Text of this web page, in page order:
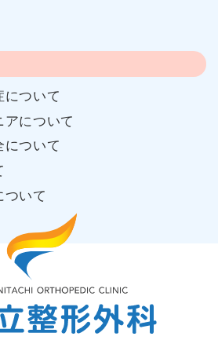
について
について
について
ついて